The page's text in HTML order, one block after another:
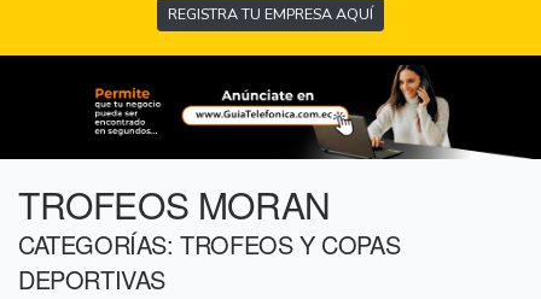
REGISTRA TU EMPRESA AQUÍ
TROFEOS MORAN
CATEGORÍAS: TROFEOS Y COPAS
DEPORTIVAS